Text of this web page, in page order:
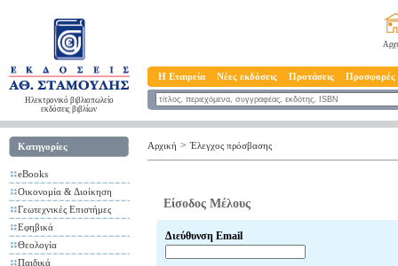
Ηλεκτρονικό βιβλιοπωλείο
εκδόσεις βιβλίων
Η Εταιρεία Νέες εκδόσεις Προτάσεις Προσφορές
Κατηγορίες
eBooks
Οικονομία & Διοίκηση
Γεωτεχνικές Επιστήμες
Εφηβικά
Θεολογία
Παιδικά
Αρχική > Έλεγχος πρόσβασης
Είσοδος Μέλους
Διεύθυνση Email